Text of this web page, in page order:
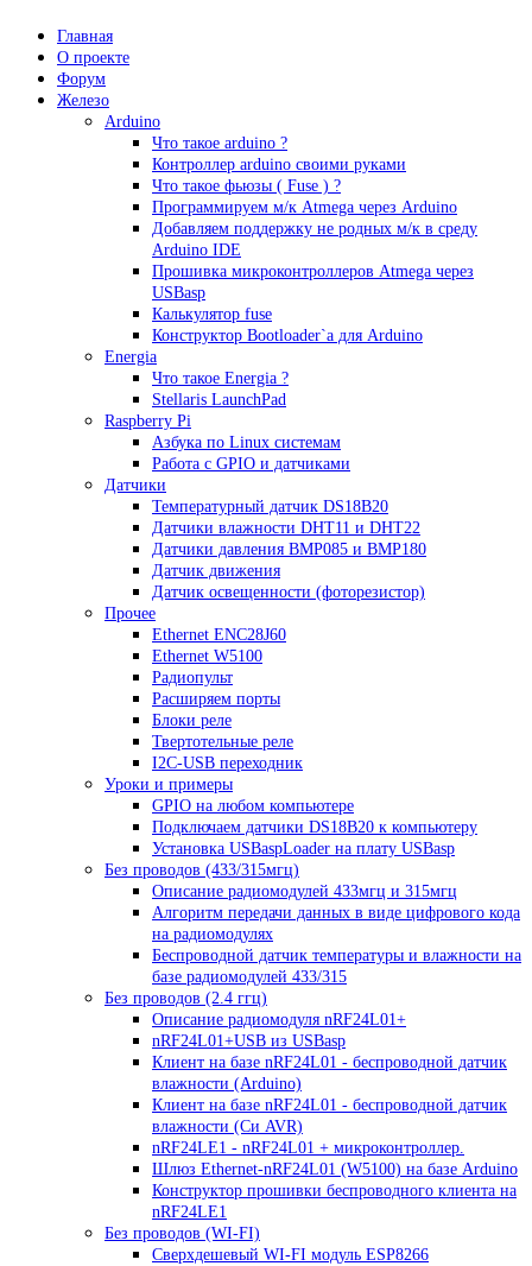
Главная
О проекте
Форум
Железо
Arduino
Что такое аrduino ?
Контроллер arduino своими руками
Что такое фьюзы ( Fuse ) ?
Программируем м/к Atmega через Arduino
Добавляем поддержку не родных м/к в среду
Arduino IDE
Прошивка микроконтроллеров Atmega через
USBasp
Калькулятор fuse
Конструктор Bootloader`а для Arduino
Energia
Что такое Energia ?
Stellaris LaunchPad
Raspberry Pi
Азбука по Linux системам
Работа с GPIO и датчиками
Датчики
Температурный датчик DS18B20
Датчики влажности DHT11 и DHT22
Датчики давления BMP085 и BMP180
Датчик движения
Датчик освещенности (фоторезистор)
Прочее
Ethernet ENC28J60
Ethernet W5100
Радиопульт
Расширяем порты
Блоки реле
Твертотельные реле
I2C-USB переходник
Уроки и примеры
GPIO на любом компьютере
Подключаем датчики DS18B20 к компьютеру
Установка USBaspLoader на плату USBasp
Без проводов (433/315мгц)
Описание радиомодулей 433мгц и 315мгц
Алгоритм передачи данных в виде цифрового кода
на радиомодулях
Беспроводной датчик температуры и влажности на
базе радиомодулей 433/315
Без проводов (2.4 ггц)
Описание радиомодуля nRF24L01+
nRF24L01+USB из USBasp
Клиент на базе nRF24L01 - беспроводной датчик
влажности (Arduino)
Клиент на базе nRF24L01 - беспроводной датчик
влажности (Си AVR)
nRF24LE1 - nRF24L01 + микроконтроллер.
Шлюз Ethernet-nRF24L01 (W5100) на базе Arduino
Конструктор прошивки беспроводного клиента на
nRF24LE1
Без проводов (WI-FI)
Сверхдешевый WI-FI модуль ESP8266